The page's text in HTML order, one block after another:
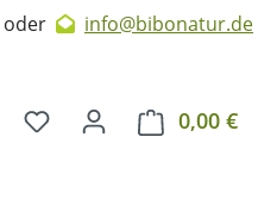
oder info@bibonatur.de
0,00 €